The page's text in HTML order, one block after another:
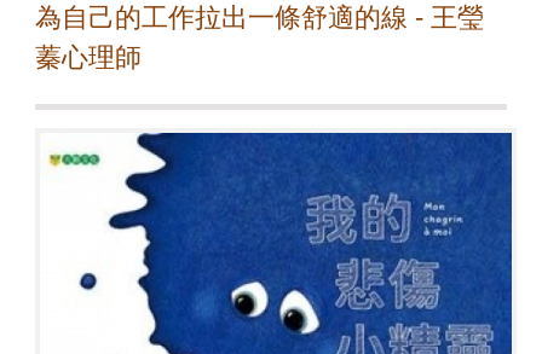
為自己的工作拉出一條舒適的線 - 王瑩
蓁心理師